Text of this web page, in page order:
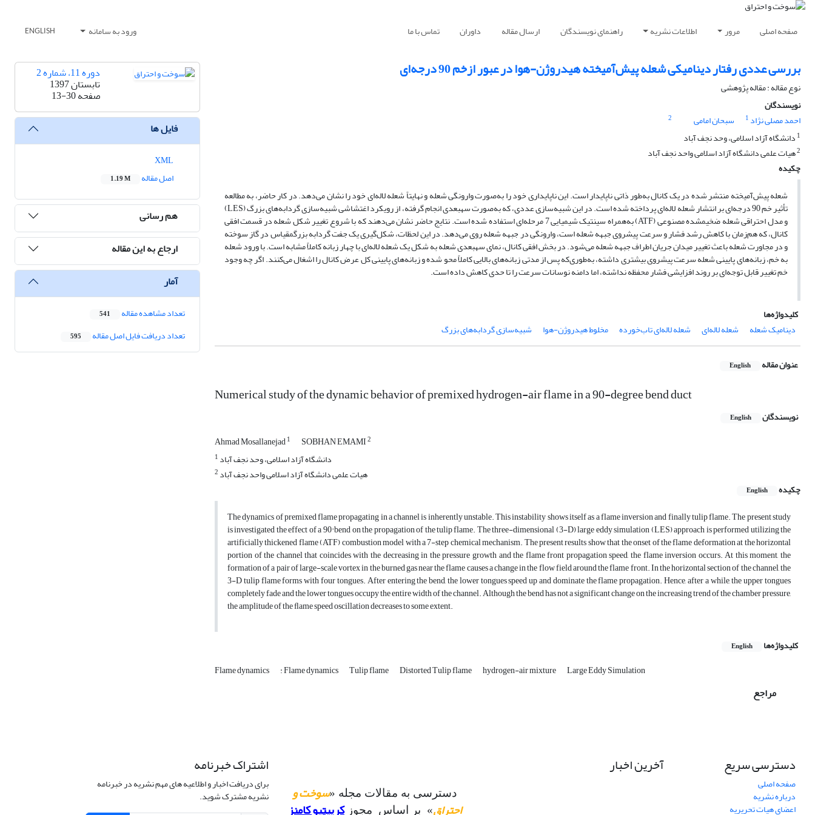
صفحه اصلی مرور اطلاعات نشریه راهنمای نویسندگان ارسال مقاله داوران تماس با ما ورود به سامانه ENGLISH
بررسی عددی رفتار دینامیکی شعله پیش‌آمیخته هیدروژن-هوا در عبور ازخم 90 درجه‌ای
نوع مقاله : مقاله پژوهشی
نویسندگان
احمد مصلی نژاد 1 سبحان امامی
2
1 دانشگاه آزاد اسلامی، وحد نجف آباد
2هیات علمی دانشگاه آزاد اسلامی واحد نجف آباد
چکیده
شعله پیش‌آمیخته منتشر شده در یک کانال به­‌طور ذاتی ناپایدار است. این ناپایداری خود را به‌صورت وارونگی شعله و نهایتاً شعله لاله‌ای خود را نشان می‌دهد. در کار حاضر، به مطالعه
تأثیر خم 90 درجه‌ای بر انتشار شعله لاله‌ای پرداخته شده است. در این شبیه‌سازی عددی، که به‌صورت سه­بعدی انجام گرفته، از رویکرد اغتشاشی شبیه‌سازی گردابه‌های بزرگ (LES)
و مدل احتراقی شعله ضخیم­شده مصنوعی (ATF) به‌همراه سینتیک شیمیایی 7 مرحله‌ای استفاده شده است. نتایج حاضر نشان می‌دهند که با شروع تغییر شکل شعله در قسمت افقی
کانال، که هم‌زمان با کاهش رشد فشار و سرعت پیشروی جبهه شعله است، وارونگی در جبهه شعله روی می‌دهد. در این لحظات، شکل‌گیری یک جفت گردابه بزرگ­مقیاس در گاز سوخته
و در مجاورت شعله باعث تغییر میدان جریان اطراف جبهه شعله می‌شود. در بخش افقی کانال، نمای سه­بعدی شعله به شکل یک شعله لاله‌ای با چهار زبانه کاملاً مشابه است. با ورود شعله
به خم، زبانه‌های پایینی شعله سرعت پیشروی بیشتری داشته، به‌طوری‌که پس از مدتی زبانه‌های بالایی کاملاً محو شده و زبانه‌های پایینی کل عرض کانال را اشغال می‌کنند. اگر چه وجود
خم تغییر قابل توجه‌ای بر روند افزایشی فشار محفظه نداشته، اما دامنه نوسانات سرعت را تا حدی کاهش داده است.
کلیدواژه‌ها
دینامیک شعله
شعله لاله‌ای شعله لاله‌ای تاب‌خورده مخلوط هیدروژن-هوا شبیه‌سازی گردابه‌های بزرگ
عنوان مقاله English
Numerical study of the dynamic behavior of premixed hydrogen-air flame in a 90-degree bend duct
نویسندگان English
Ahmad Mosallanejad1 SOBHAN EMAMI2
1 دانشگاه آزاد اسلامی، وحد نجف آباد
2 هیات علمی دانشگاه آزاد اسلامی واحد نجف آباد
چکیده
English
The dynamics of premixed flame propagating in a channel is inherently unstable. This instability shows itself as a flame inversion and finally tulip flame. The present study
is investigated the effect of a 90° bend on the propagation of the tulip flame. The three-dimensional (3-D) large eddy simulation (LES) approach is performed utilizing the
artificially thickened flame (ATF) combustion model with a 7-step chemical mechanism. The present results show that the onset of the flame deformation at the horizontal
portion of the channel that coincides with the decreasing in the pressure growth and the flame front propagation speed, the flame inversion occurs. At this moment, the
formation of a pair of large-scale vortex in the burned gas near the flame causes a change in the flow field around the flame front. In the horizontal section of the channel, the
3-D tulip flame forms with four tongues. After entering the bend, the lower tongues speed up and dominate the flame propagation. Hence, after a while, the upper tongues
completely fade and the lower tongues occupy the entire width of the channel. Although the bend has not a significant change on the increasing trend of the chamber pressure,
the amplitude of the ﬂame speed oscillation decreases to some extent.
کلیدواژه‌ها English
Flame dynamics : Flame dynamics Tulip flame Distorted Tulip flame hydrogen-air mixture Large Eddy Simulation
مراجع
دوره 11، شماره 2
تابستان 1397
صفحه13-30
فایل ها
اصل مقاله
1.19 M
هم رسانی
ارجاع به این مقاله
آمار
تعداد مشاهده مقاله 541
تعداد دریافت فایل اصل مقاله 595
دسترسی سریع
صفحه اصلی
درباره نشریه
اعضای هیات تحریریه
آخرین اخبار
دسترسی به مقالات مجله «سوخت و
احتراق» بر اساس مجوزکرییتیو کامنز
اشتراک خبرنامه
برای دریافت اخبار و اطلاعیه های مهم نشریه در خبرنامه
نشریه مشترک شوید.